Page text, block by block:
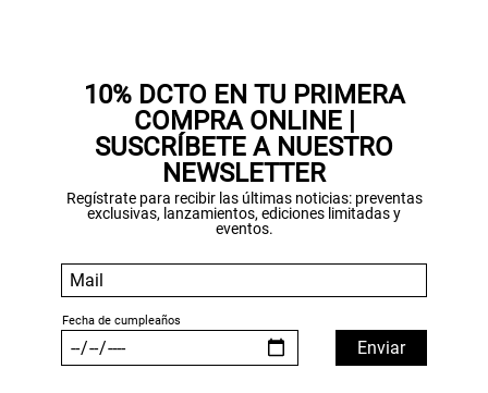
10% DCTO EN TU PRIMERA
COMPRA ONLINE |
SUSCRÍBETE A NUESTRO
NEWSLETTER
Regístrate para recibir las últimas noticias: preventas
exclusivas, lanzamientos, ediciones limitadas y
eventos.